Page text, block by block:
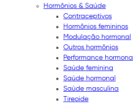
Hormônios & Saúde
Contraceptivos
Hormônios femininos
Modulação hormonal
Outros hormônios
Performance hormonal
Saúde feminina
Saúde hormonal
Saúde masculina
Tireoide